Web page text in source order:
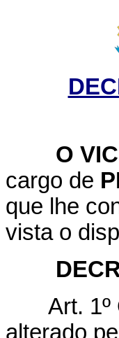
O
cargo de
que lhe
vista o
Art.
alterado